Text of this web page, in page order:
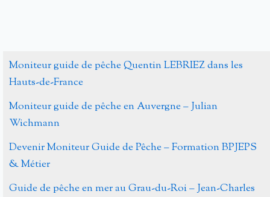
Moniteur guide de pêche Quentin LEBRIEZ dans les
Hauts-de-France
Moniteur guide de pêche en Auvergne – Julian
Wichmann
Devenir Moniteur Guide de Pêche – Formation BPJEPS
& Métier
Guide de pêche en mer au Grau-du-Roi – Jean-Charles